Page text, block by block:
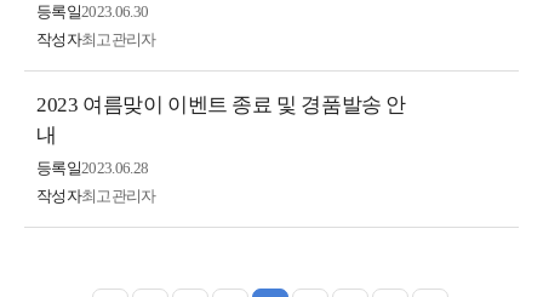
등록일2023.06.30
작성자최고관리자
2023 여름맞이 이벤트 종료 및 경품발송 안
내
등록일2023.06.28
작성자최고관리자